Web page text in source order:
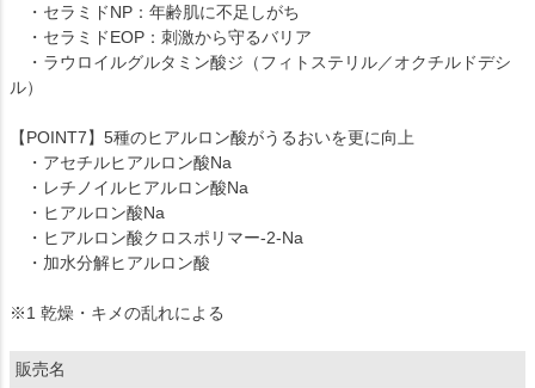
・セラミドNP：年齢肌に不足しがち
・セラミドEOP：刺激から守るバリア
・ラウロイルグルタミン酸ジ（フィトステリル／オクチルドデシ
ル）
【POINT7】5種のヒアルロン酸がうるおいを更に向上
・アセチルヒアルロン酸Na
・レチノイルヒアルロン酸Na
・ヒアルロン酸Na
・ヒアルロン酸クロスポリマー-2-Na
・加水分解ヒアルロン酸
※1 乾燥・キメの乱れによる
販売名